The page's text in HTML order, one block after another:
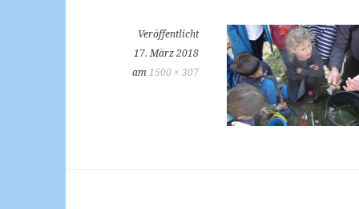
Veröffentlicht
17. März 2018
am 1500 × 307